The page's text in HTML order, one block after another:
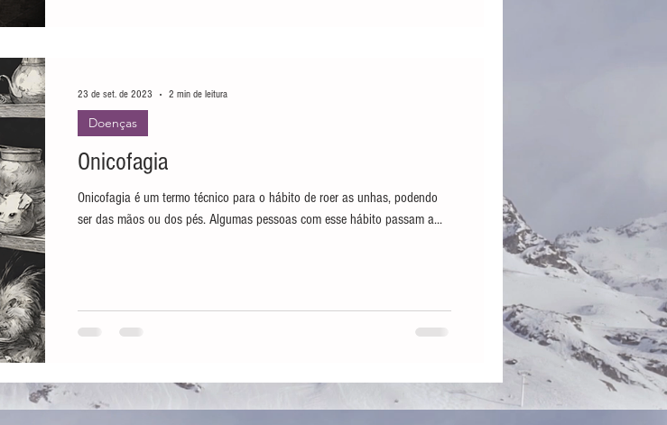
Onicofagia
Onicofagia é um termo técnico para o hábito de roer as unhas, podendo
ser das mãos ou dos pés. Algumas pessoas com esse hábito passam a...
Doenças
23 de set. de 2023 2 min de leitura